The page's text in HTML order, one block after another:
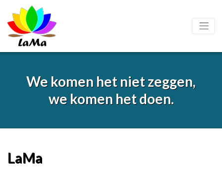
We komen het niet zeggen,
we komen het doen.
LaMa